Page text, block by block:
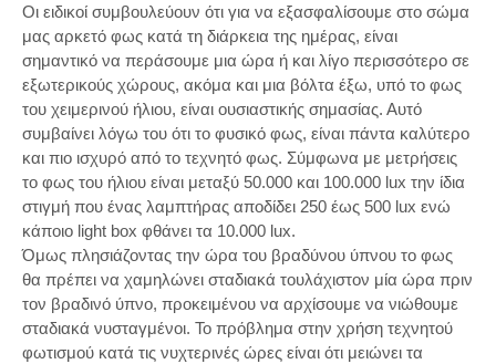
Οι ειδικοί συμβουλεύουν ότι για να εξασφαλίσουμε στο σώμα
μας αρκετό φως κατά τη διάρκεια της ημέρας, είναι
σημαντικό να περάσουμε μια ώρα ή και λίγο περισσότερο σε
εξωτερικούς χώρους, ακόμα και μια βόλτα έξω, υπό το φως
του χειμερινού ήλιου, είναι ουσιαστικής σημασίας. Αυτό
συμβαίνει λόγω του ότι το φυσικό φως, είναι πάντα καλύτερο
και πιο ισχυρό από το τεχνητό φως. Σύμφωνα με μετρήσεις
το φως του ήλιου είναι μεταξύ 50.000 και 100.000 lux την ίδια
στιγμή που ένας λαμπτήρας αποδίδει 250 έως 500 lux ενώ
κάποιο light box φθάνει τα 10.000 lux.
Όμως πλησιάζοντας την ώρα του βραδύνου ύπνου το φως
θα πρέπει να χαμηλώνει σταδιακά τουλάχιστον μία ώρα πριν
τον βραδινό ύπνο, προκειμένου να αρχίσουμε να νιώθουμε
σταδιακά νυσταγμένοι. Το πρόβλημα στην χρήση τεχνητού
φωτισμού κατά τις νυχτερινές ώρες είναι ότι μειώνει τα